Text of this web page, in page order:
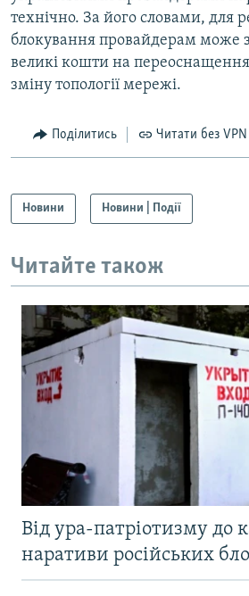
технічно. За його словами, для
блокування провайдерам може
великі кошти на
зміну топології мережі.
Поділитись Читати без VPN
Новини Новини | Події
Читайте також
Від ура-патріотизму до
наративи російських